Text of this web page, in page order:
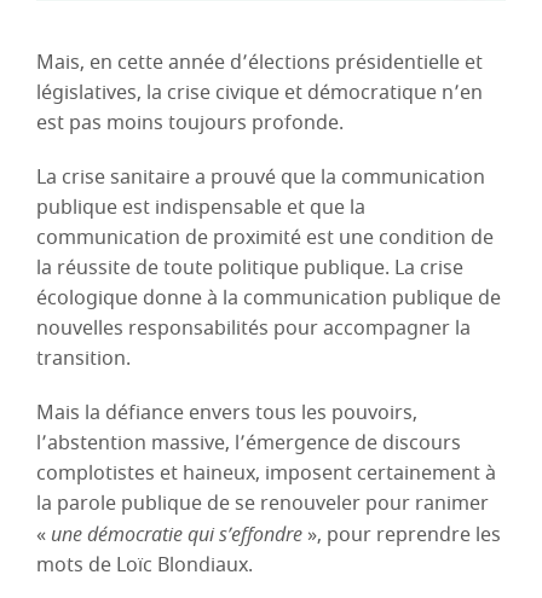
Mais, en cette année d’élections présidentielle et
législatives, la crise civique et démocratique n’en
est pas moins toujours profonde.
La crise sanitaire a prouvé que la communication
publique est indispensable et que la
communication de proximité est une condition de
la réussite de toute politique publique. La crise
écologique donne à la communication publique de
nouvelles responsabilités pour accompagner la
transition.
Mais la défiance envers tous les pouvoirs,
l’abstention massive, l’émergence de discours
complotistes et haineux, imposent certainement à
la parole publique de se renouveler pour ranimer
« une démocratie qui s’effondre », pour reprendre les
mots de Loïc Blondiaux.